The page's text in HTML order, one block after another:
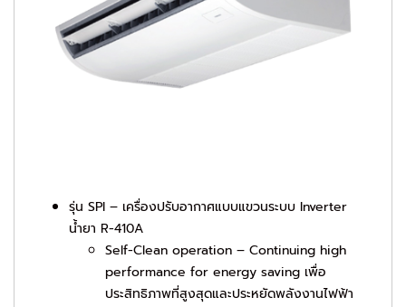
รุ่น SPI – เครื่องปรับอากาศแบบแขวนระบบ Inverter
น้ำยา R-410A
Self-Clean operation – Continuing high
performance for energy saving เพื่อ
ประสิทธิภาพที่สูงสุดและประหยัดพลังงานไฟฟ้า